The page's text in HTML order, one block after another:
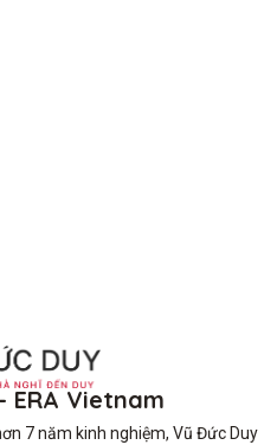
ERA Vietnam
7 năm kinh nghiệm, Vũ Đức Duy